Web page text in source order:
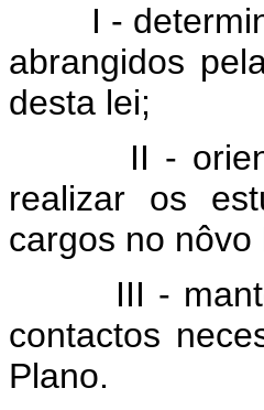
I -
abrangidos
desta lei;
II -
realizar os
cargos no nôvo
III -
contactos
Plano.